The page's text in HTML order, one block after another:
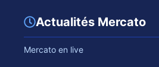
Actualités Mercato
Mercato en live